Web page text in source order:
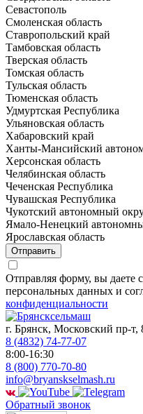
Севастополь
Смоленская область
Ставропольский край
Тамбовская область
Тверская область
Томская область
Тульская область
Тюменская область
Удмуртская Республика
Ульяновская область
Хабаровский край
Ханты-Мансийский
Херсонская область
Челябинская область
Чеченская Республика
Чувашская Республика
Чукотский автономный
Ямало-Ненецкий
Ярославская область
Отправить
Отправляя форму, вы даете
персональных данных и
конфиденциальности
г. Брянск, Московский пр-т,
8 (4832) 74-77-07
8:00-16:30
8 (800) 770-70-80
info@bryanskselmash.ru
Обратный звонок